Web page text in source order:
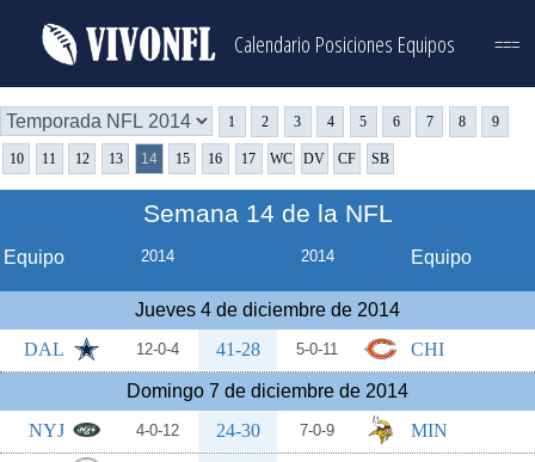
Calendario Posiciones Equipos ===
1 2 3 4 5 6 7 8 9
10 11 12 13 14 15 16 17 WC DV CF SB
Semana 14 de la NFL
Equipo 2014 2014 Equipo
Jueves 4 de diciembre de 2014
DAL
12-0-4 41-28 5-0-11 CHI
Domingo 7 de diciembre de 2014
NYJ
4-0-12 24-30 7-0-9 MIN